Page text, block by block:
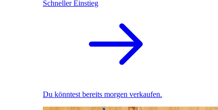
Schneller Einstieg
Du könntest bereits morgen verkaufen.